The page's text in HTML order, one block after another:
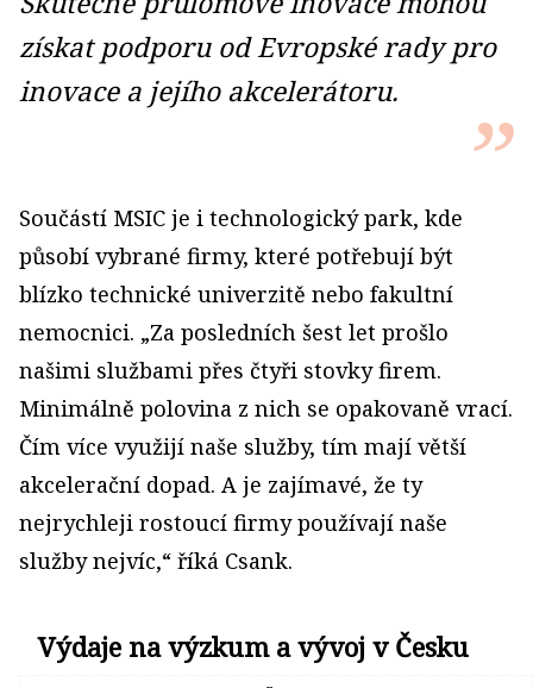
získat podporu od Evropské rady pro
inovace a jejího akce­lerátoru.
Součástí MSIC je i technologický park, kde
působí vybrané firmy, které potřebují být
blízko technické univerzitě nebo fakultní
nemocnici. „Za posledních šest let prošlo
našimi službami přes čtyři stovky firem.
Minimálně polovina z nich se opakovaně vrací.
Čím více využijí naše služby, tím mají větší
akcelerační dopad. A je zajímavé, že ty
nejrychleji rostoucí firmy používají naše
služby nejvíc,“ říká Csank.
Výdaje na výzkum a vývoj v Česku